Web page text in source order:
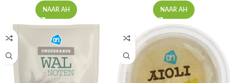
NAAR AH NAAR AH